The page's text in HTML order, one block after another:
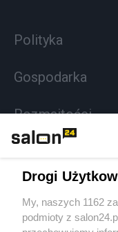
Polityka
Gospodarka
Rozmaitości
Sport
Społeczeństwo
Drogi
My, naszych 1162
podmioty z